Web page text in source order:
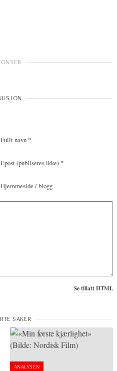
Fullt navn *
Epost(publiseres ikke) *
Hjemmeside / blogg
Se tillatt HTML
ANALYSEN